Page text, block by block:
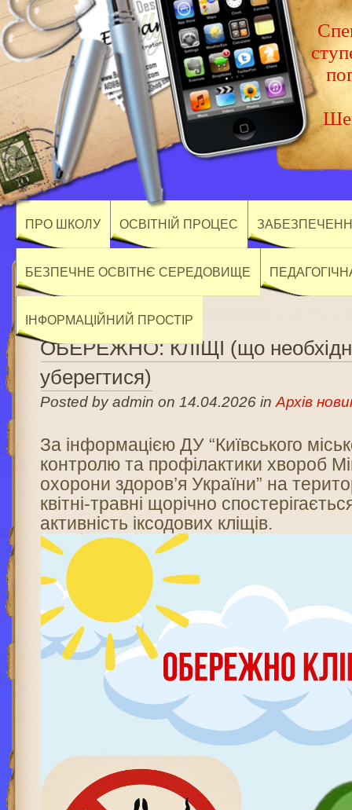
ПРО ШКОЛУ ОСВІТНІЙ ПРОЦЕС
БЕЗПЕЧНЕ ОСВІТНЄ СЕРЕДОВИЩЕ
ІНФОРМАЦІЙНИЙ ПРОСТІР
ОБЕРЕЖНО: КЛІЩІ (що
уберегтися)
Posted by admin on 14.04.2026 inАрхів
За інформацією ДУ “Київського
контролю та профілактики хвороб
охорони здоров’я України” на
квітні-травні щорічно
активність іксодових кліщів.